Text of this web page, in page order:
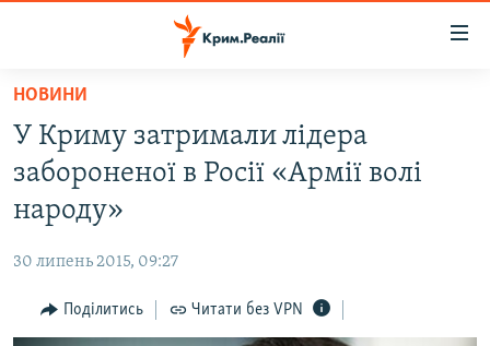
Перейти
основного
матеріалу
Перейти
до
основної
Перейти
до
ВОДА.КРИМ
ВІДЕО ТА ФОТО
БЛОГИ
ПОГЛЯД
НОВИНИ
У Криму затримали лідера
забороненої в Росії «Армії волі
народу»
30 липень 2015, 09:27
Поділитись Читати без VPN